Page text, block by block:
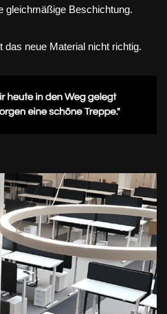
gleichmäßige Beschichtung.
neue Material nicht richtig.